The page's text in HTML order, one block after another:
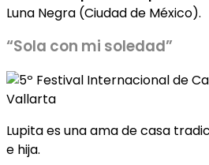
Luna Negra (Ciudad de México).
“Sola con mi soledad”
Lupita es una ama de casa
e hija.